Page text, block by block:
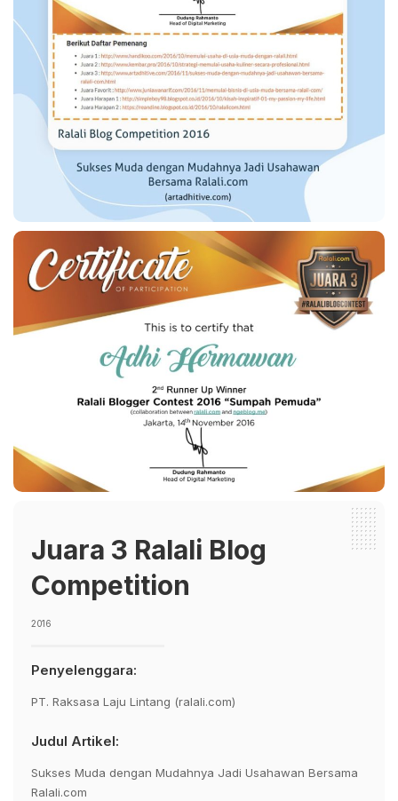
Juara 3 Ralali Blog
Competition
2016
Penyelenggara:
PT. Raksasa Laju Lintang (ralali.com)
Judul Artikel:
Sukses Muda dengan Mudahnya Jadi Usahawan Bersama
Ralali.com